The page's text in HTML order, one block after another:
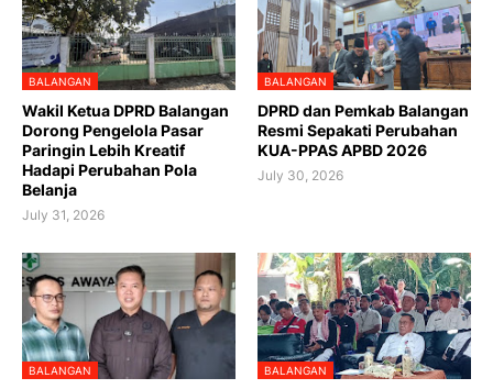
BALANGAN
Wakil Ketua DPRD Balangan
Dorong Pengelola Pasar
Paringin Lebih Kreatif
Hadapi Perubahan Pola
Belanja
July 31, 2026
BALANGAN
DPRD dan Pemkab Balangan
Resmi Sepakati Perubahan
KUA-PPAS APBD 2026
July 30, 2026
BALANGAN BALANGAN